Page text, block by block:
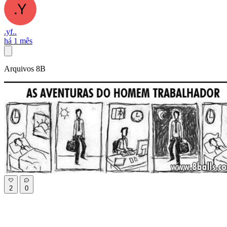
.yf..
há 1 mês
Arquivos 8B
2 0